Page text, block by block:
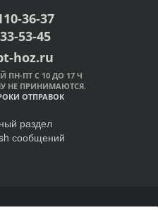
36-37
53-45
hoz.ru
ПН-ПТ С 10 ДО 17 Ч
НЕ ПРИНИМАЮТСЯ.
ОТПРАВОК
раздел
сообщений